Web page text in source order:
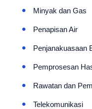
Minyak dan Gas
Penapisan Air
Penjanakuasaan
Pemprosesan
Rawatan dan
Telekomunikasi